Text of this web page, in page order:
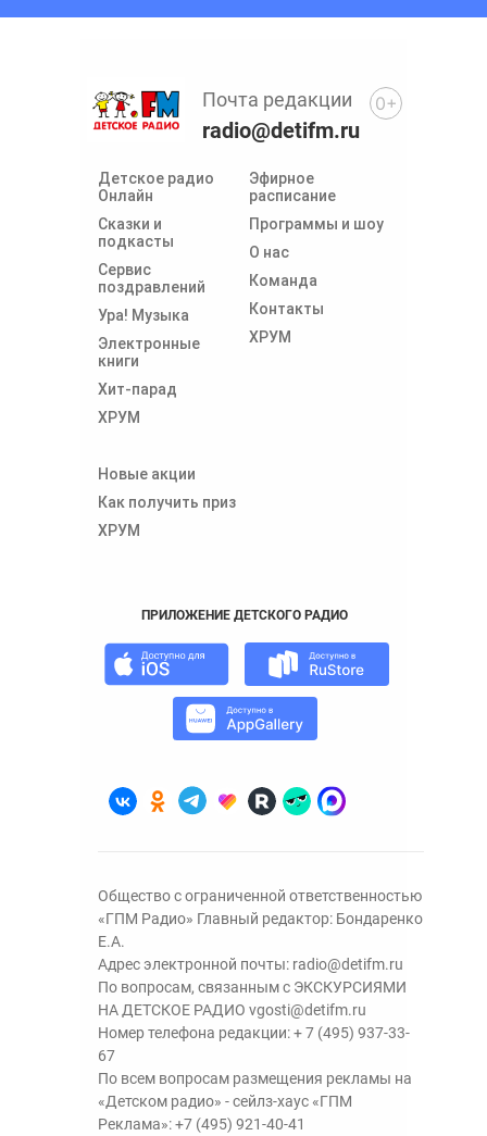
Детское радио
Онлайн
Сказки и
подкасты
Сервис
поздравлений
Ура! Музыка
Электронные
книги
Хит-парад
ХРУМ
Эфирное
расписание
Программы и шоу
О нас
Команда
Контакты
ХРУМ
Новые акции
Как получить приз
ХРУМ
Почта редакции
radio@detifm.ru
ПРИЛОЖЕНИЕ ДЕТСКОГО РАДИО
0+
Общество с ограниченной ответственностью
«ГПМ Радио» Главный редактор: Бондаренко
Е.А.
Адрес электронной почты: radio@detifm.ru
По вопросам, связанным с ЭКСКУРСИЯМИ
НА ДЕТСКОЕ РАДИО vgosti@detifm.ru
Номер телефона редакции:+ 7 (495) 937-33-
67
По всем вопросам размещения рекламы на
«Детском радио» - сейлз-хаус «ГПМ
Реклама»:+7 (495) 921-40-41